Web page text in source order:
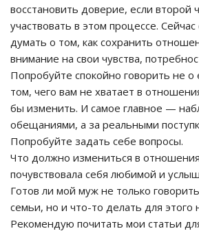
восстановить доверие, если второй
участвовать в этом процессе.
думать о том, как сохранить
внимание на свои чувства,
Попробуйте спокойно говорить не о
том, чего вам не хватает в
бы изменить. И самое главное —
обещаниями, а за реальными
Попробуйте задать себе вопросы.
Что должно измениться в
почувствовала себя любимой и
Готов ли мой муж не только
семьи, но и что-то делать для этого
Рекомендую почитать мои статьи